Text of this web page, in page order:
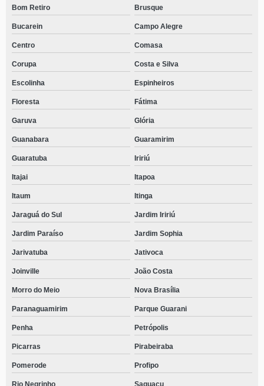
Bom Retiro Brusque
Bucarein Campo Alegre
Centro Comasa
Corupa Costa e Silva
Escolinha Espinheiros
Floresta Fátima
Garuva Glória
Guanabara Guaramirim
Guaratuba Iririú
Itajai Itapoa
Itaum Itinga
Jaraguá do Sul Jardim Iririú
Jardim Paraíso Jardim Sophia
Jarivatuba Jativoca
Joinville João Costa
Morro do Meio Nova Brasília
Paranaguamirim Parque Guarani
Penha Petrópolis
Picarras Pirabeiraba
Pomerode Profipo
Rio Negrinho Saguaçu